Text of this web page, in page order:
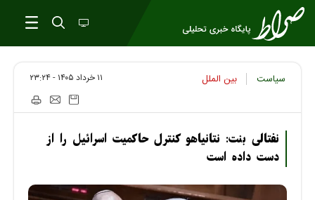
سیاست بین الملل ۱۱ خرداد ۱۴۰۵ - ۲۳:۲۴
نفتالی بنت: نتانیاهو کنترل حاکمیت اسرائیل را از
دست داده است